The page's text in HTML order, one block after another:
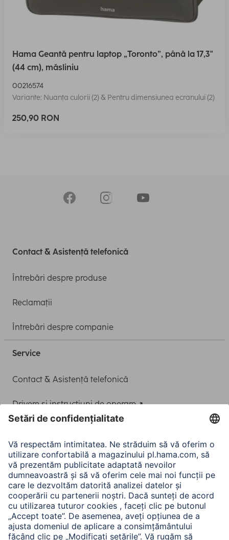
Hama Geantă pentru laptop „Toronto”, până la 17,3"
(44 cm), măsliniu
00216574
Variante: Nuanța culorii (2) & Pentru dimensiunea ecranului (2)
250,90 RON
Contact & Asistență telefonică
Întrebări despre produse
Reclamații
Întrebări despre companie
Service
Contact & Asistență telefonică
Drivere și instrucțiuni de operare
A.N.P.C.
A.N.P.C. SAL
Companie
Istoria companiei